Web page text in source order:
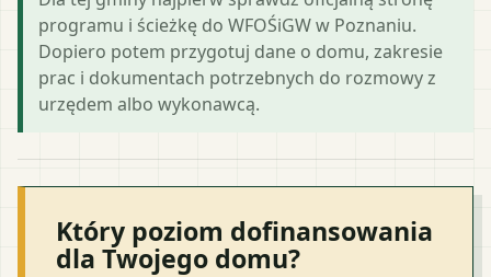
programu i ścieżkę do WFOŚiGW w Poznaniu.
Dopiero potem przygotuj dane o domu, zakresie
prac i dokumentach potrzebnych do rozmowy z
urzędem albo wykonawcą.
Który poziom dofinansowania
dla Twojego domu?